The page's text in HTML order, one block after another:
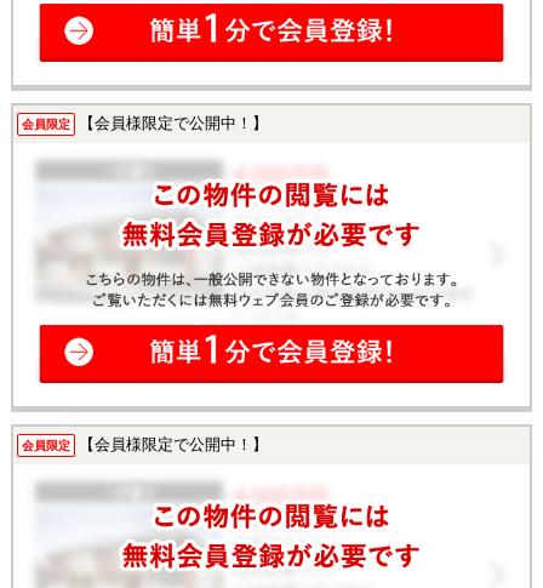
会員限定 【会員様限定で公開中！】
会員限定 【会員様限定で公開中！】